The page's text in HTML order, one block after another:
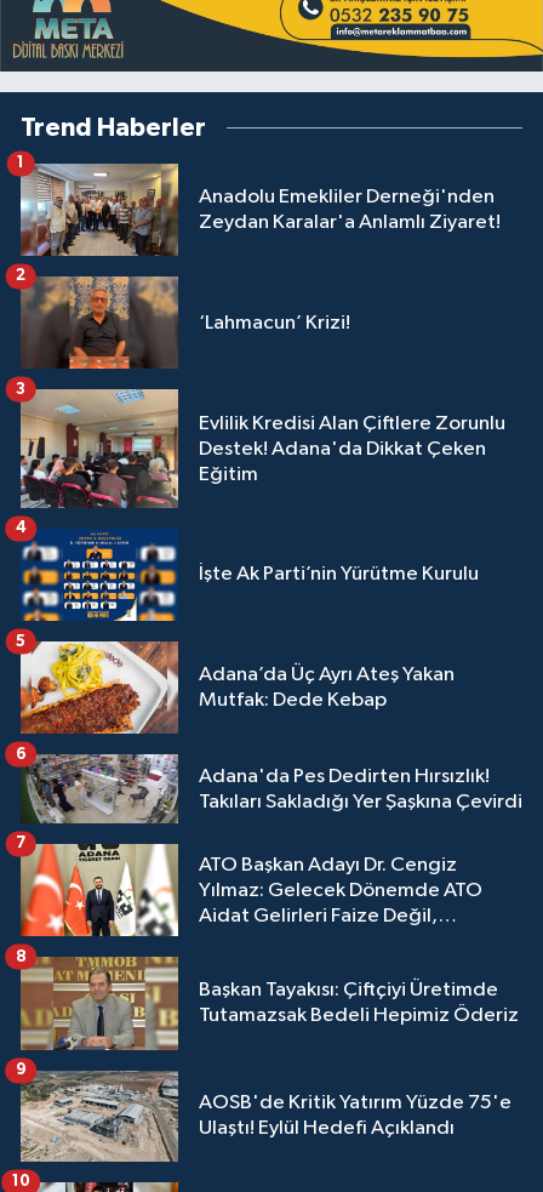
Trend Haberler
Anadolu Emekliler Derneği'nden
Zeydan Karalar'a Anlamlı Ziyaret!
1
‘Lahmacun’ Krizi!
2
Evlilik Kredisi Alan Çiftlere Zorunlu
Destek! Adana'da Dikkat Çeken
Eğitim
3
İşte Ak Parti’nin Yürütme Kurulu
4
Adana’da Üç Ayrı Ateş Yakan
Mutfak: Dede Kebap
5
Adana'da Pes Dedirten Hırsızlık!
Takıları Sakladığı Yer Şaşkına Çevirdi
6
ATO Başkan Adayı Dr. Cengiz
Yılmaz: Gelecek Dönemde ATO
Aidat Gelirleri Faize Değil,
7
Başkan Tayakısı: Çiftçiyi Üretimde
Tutamazsak Bedeli Hepimiz Öderiz
8
AOSB'de Kritik Yatırım Yüzde 75'e
Ulaştı! Eylül Hedefi Açıklandı
9
10